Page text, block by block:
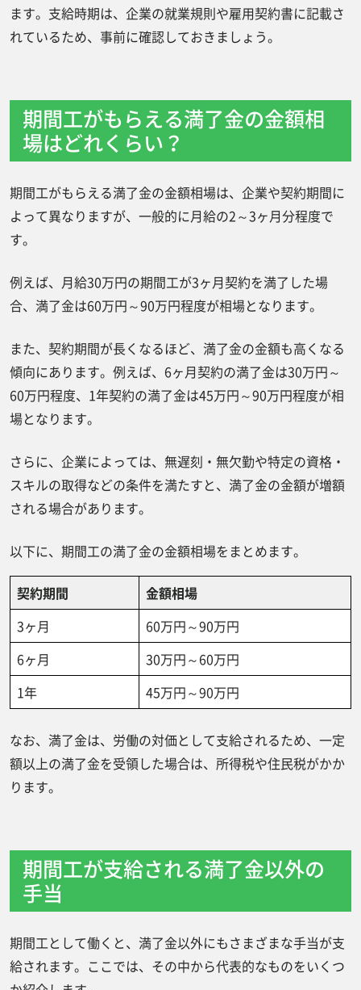
ます。支給時期は、企業の就業規則や雇用契約書に記載さ
れているため、事前に確認しておきましょう。
期間工がもらえる満了金の金額相
場はどれくらい？
期間工がもらえる満了金の金額相場は、企業や契約期間に
よって異なりますが、一般的に月給の2～3ヶ月分程度で
す。
例えば、月給30万円の期間工が3ヶ月契約を満了した場
合、満了金は60万円～90万円程度が相場となります。
また、契約期間が長くなるほど、満了金の金額も高くなる
傾向にあります。例えば、6ヶ月契約の満了金は30万円～
60万円程度、1年契約の満了金は45万円～90万円程度が相
場となります。
さらに、企業によっては、無遅刻・無欠勤や特定の資格・
スキルの取得などの条件を満たすと、満了金の金額が増額
される場合があります。
以下に、期間工の満了金の金額相場をまとめます。
契約期間
金額相場
3ヶ月
60万円～90万円
6ヶ月
30万円～60万円
1年
45万円～90万円
なお、満了金は、労働の対価として支給されるため、一定
額以上の満了金を受領した場合は、所得税や住民税がかか
ります。
期間工が支給される満了金以外の
手当
期間工として働くと、満了金以外にもさまざまな手当が支
給されます。ここでは、その中から代表的なものをいくつ